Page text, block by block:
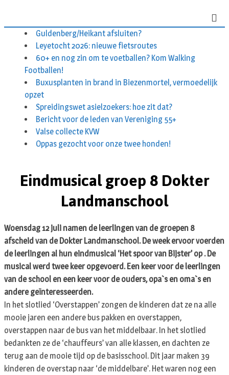
content
Guldenberg/Heikant afsluiten?
Leyetocht 2026: nieuwe fietsroutes
60+ en nog zin om te voetballen? Kom Walking
Footballen!
Buxusplanten in brand in Biezenmortel, vermoedelijk
opzet
Spreidingswet asielzoekers: hoe zit dat?
Bericht voor de leden van Vereniging 55+
Valse collecte KVW
Oppas gezocht voor onze twee honden!
Eindmusical groep 8 Dokter
Landmanschool
Woensdag 12 juli namen de leerlingen van de groepen 8
afscheid van de Dokter Landmanschool. De week ervoor voerden
de leerlingen al hun eindmusical ‘Het spoor van Bijster’ op . De
musical werd twee keer opgevoerd. Een keer voor de leerlingen
van de school en een keer voor de ouders, opa`s en oma`s en
andere geïnteresseerden.
In het slotlied ‘Overstappen’ zongen de kinderen dat ze na alle
mooie jaren een andere bus pakken en overstappen,
overstappen naar de bus van het middelbaar. In het slotlied
bedankten ze de ‘chauffeurs’ van alle klassen, en dachten ze
terug aan de mooie tijd op de basisschool. Dit jaar maken 39
kinderen de overstap naar ‘de middelbare’. Het waren nog een